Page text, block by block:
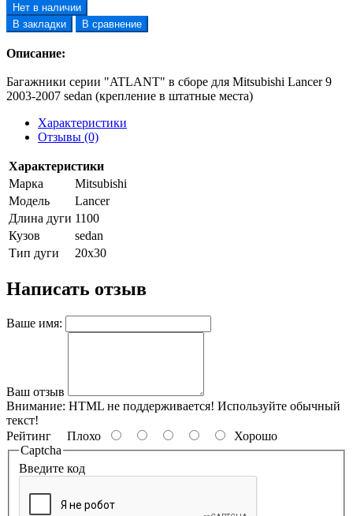
Нет в наличии
В закладки
В сравнение
Описание:
Багажники серии "ATLANT" в сборе для Mitsubishi Lancer 9
2003-2007 sedan (крепление в штатные места)
Характеристики
Отзывы (0)
Характеристики
Марка
Mitsubishi
Модель
Lancer
Длина дуги 1100
Кузов
sedan
Тип дуги
20х30
Написать отзыв
Ваше имя:
Ваш отзыв
Внимание: HTML не поддерживается! Используйте обычный
текст!
Рейтинг Плохо
Хорошо
Captcha
Введите код